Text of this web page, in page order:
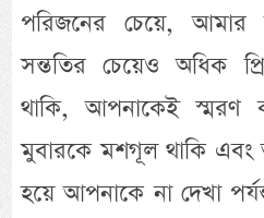
পরিজনের চেয়ে,
সন্ততির চেয়েও অধিক
থাকি, আপনাকেই স্মরণ
মুবারকে মশগূল থাকি এবং
হয়ে আপনাকে না দেখা